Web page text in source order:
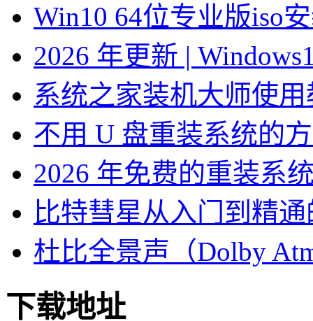
Win10 64位专业版iso
2026 年更新 |
系统之家装机大师使
不用 U 盘重装系统的
2026 年免费的重装系
比特彗星从入门到精
杜比全景声（Dolby
下载地址